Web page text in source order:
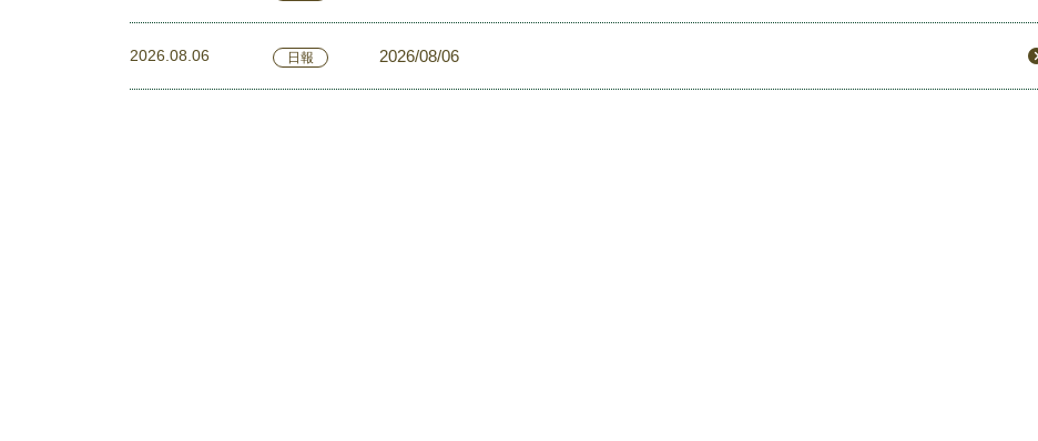
2026.08.06 日報 2026/08/06